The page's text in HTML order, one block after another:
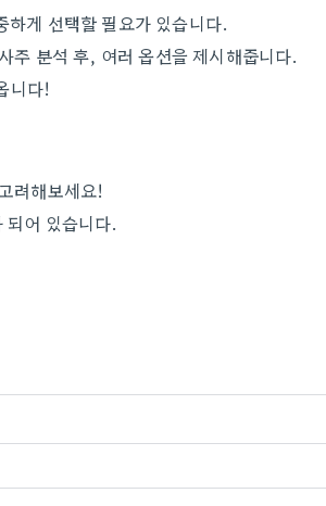
게 선택할 필요가 있습니다.
주 분석 후, 여러 옵션을 제시해줍니다.
니다!
려해보세요!
되어 있습니다.